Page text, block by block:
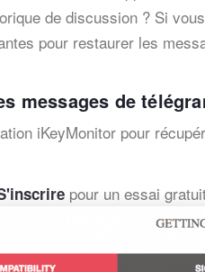
de discussion ? Si
pour restaurer les
messages de
iKeyMonitor pour
pour un essai